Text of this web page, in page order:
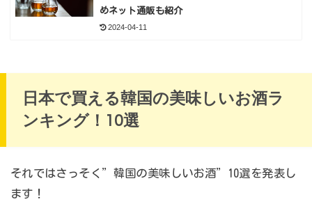
めネット通販も紹介
2024-04-11
日本で買える韓国の美味しいお酒ラ
ンキング！10選
それではさっそく”韓国の美味しいお酒”10選を発表し
ます！